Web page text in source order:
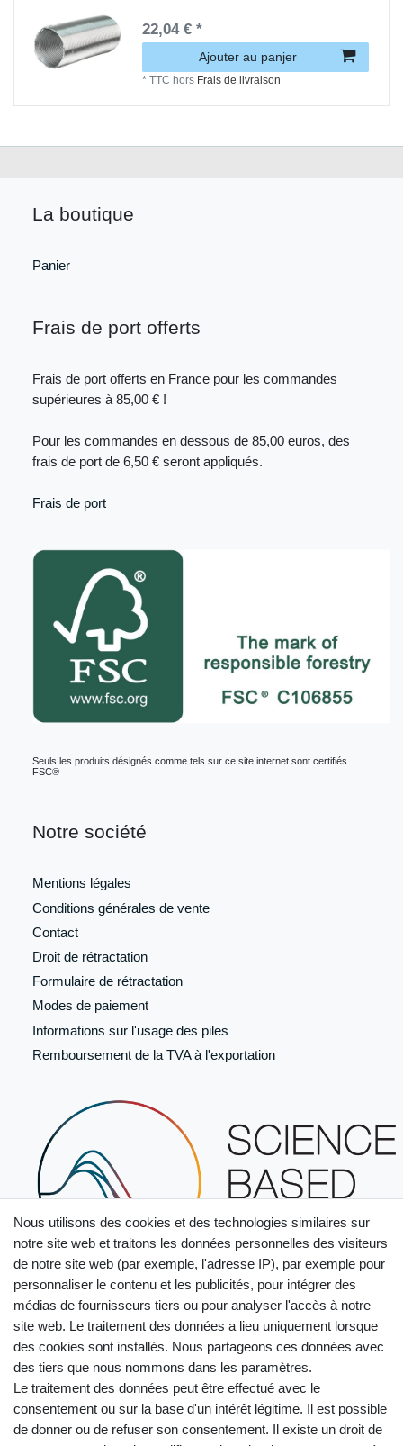
22,04 € *
Ajouter au panjer
*TTC hors Frais de livraison
La boutique
Panier
Frais de port offerts
Frais de port offerts en France pour les commandes
supérieures à 85,00 € !
Pour les commandes en dessous de 85,00 euros, des
frais de port de 6,50 € seront appliqués.
Frais de port
Seuls les produits désignés comme tels sur ce site internet sont certifiés
FSC®
Notre société
Mentions légales
Conditions générales de vente
Contact
Droit de rétractation
Formulaire de rétractation
Modes de paiement
Informations sur l'usage des piles
Remboursement de la TVA à l'exportation
Droit de rétractation Mentions légales
Nous utilisons des cookies et des technologies similaires sur
notre site web et traitons les données personnelles des visiteurs
de notre site web (par exemple, l'adresse IP), par exemple pour
personnaliser le contenu et les publicités, pour intégrer des
médias de fournisseurs tiers ou pour analyser l'accès à notre
site web. Le traitement des données a lieu uniquement lorsque
des cookies sont installés. Nous partageons ces données avec
des tiers que nous nommons dans les paramètres.
Le traitement des données peut être effectué avec le
consentement ou sur la base d'un intérêt légitime. Il est possible
de donner ou de refuser son consentement. Il existe un droit de